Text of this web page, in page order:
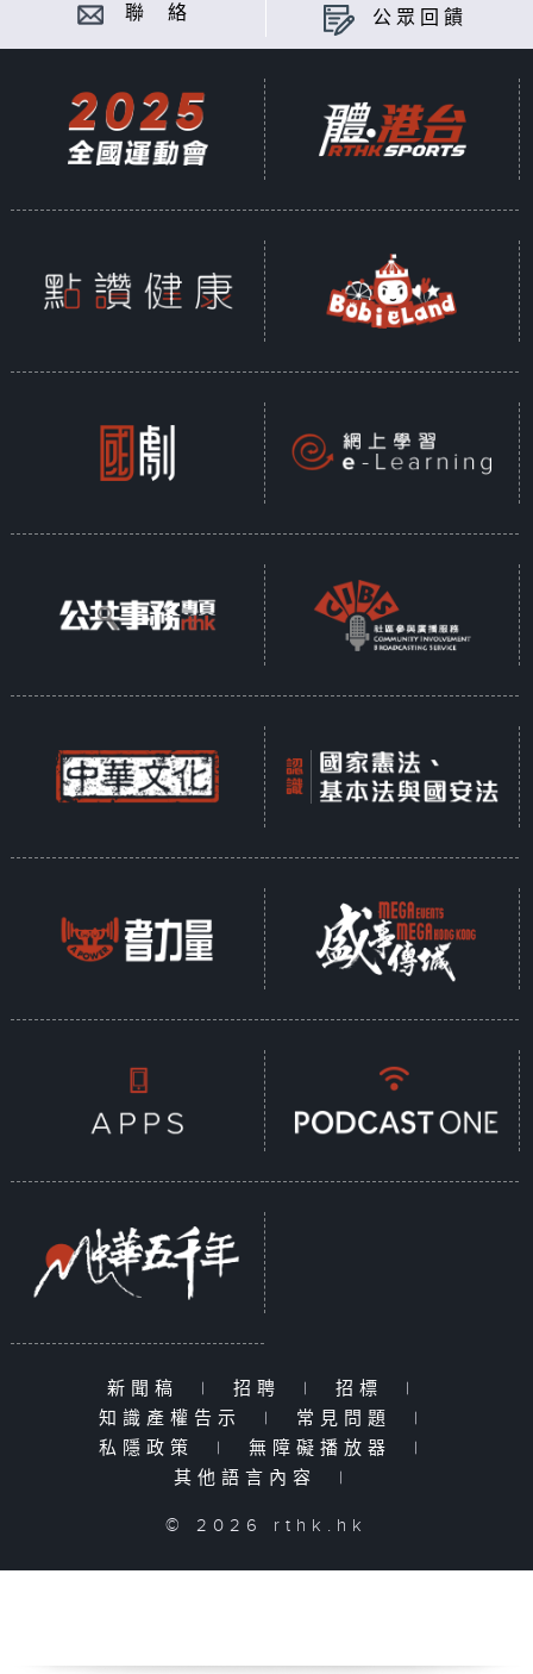
聯 絡 公眾回饋
新聞稿 | 招聘 | 招標
|
知識產權告示
| 常見問題
|
私隱政策
| 無障礙播放器
|
其他語言內容
|
© 2026 rthk.hk